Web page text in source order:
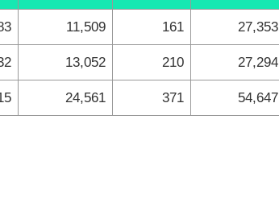
11,509 161 27,353
13,052 210 27,294
24,561 371 54,647